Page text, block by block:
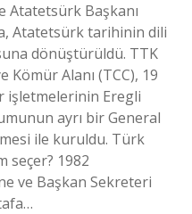
Atatetsürk Başkanı
Atatetsürk tarihinin dili
dönüştürüldü. TTK
Alanı (TCC), 19
işletmelerinin Eregli
ayrı bir General
ile kuruldu. Türk
seçer? 1982
ve Başkan Sekreteri